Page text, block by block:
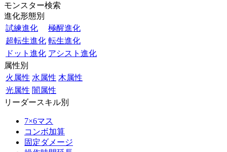
モンスター検索
進化形態別
試練進化
極醒進化
超転生進化 転生進化
ドット進化 アシスト進化
属性別
火属性 水属性 木属性
光属性 闇属性
リーダースキル別
7×6マス
コンボ加算
固定ダメージ